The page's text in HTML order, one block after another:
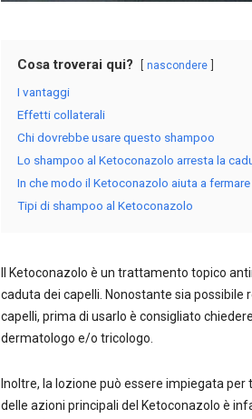
Cosa troverai qui? nascondere
I vantaggi
Effetti collaterali
Chi dovrebbe usare questo shampoo
Lo shampoo al Ketoconazolo arresta la
In che modo il Ketoconazolo aiuta a
Tipi di shampoo al Ketoconazolo
Il Ketoconazolo è un trattamento topico
caduta dei capelli. Nonostante sia
capelli, prima di usarlo è consigliato
dermatologo e/o tricologo.
Inoltre, la lozione può essere impiegata
delle azioni principali del Ketoconazolo è